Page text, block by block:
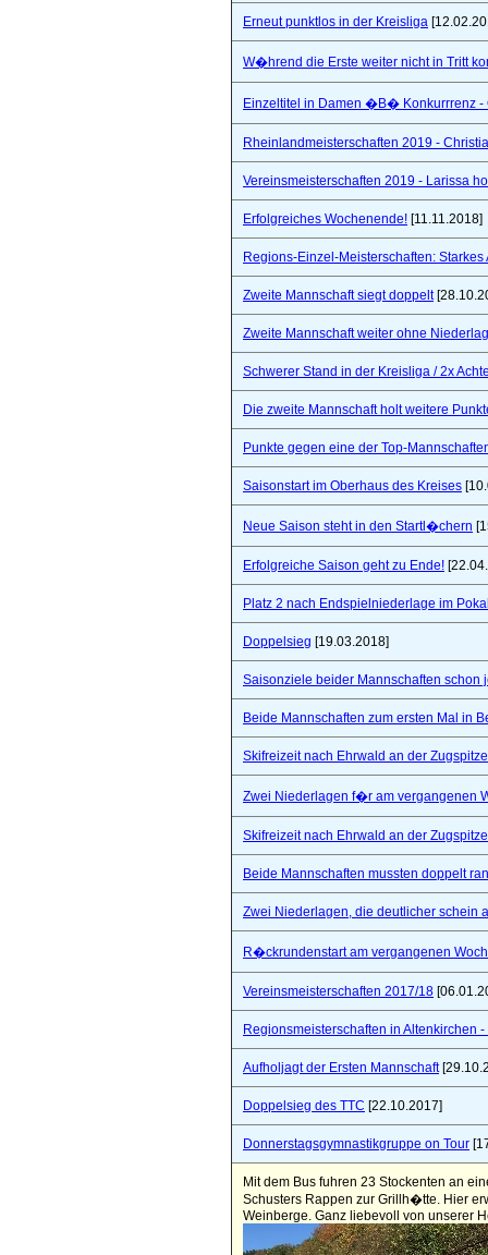
Erneut punktlos in der Kreisliga
W�hrend die Erste weiter nicht in Tritt
Einzeltitel in Damen �B� Konkurrrenz
Rheinlandmeisterschaften 2019 -
Vereinsmeisterschaften 2019 - Larissa
Erfolgreiches Wochenende! [11.11.2018]
Regions-Einzel-Meisterschaften:
Zweite Mannschaft siegt doppelt
Zweite Mannschaft weiter ohne
Schwerer Stand in der Kreisliga / 2x
Die zweite Mannschaft holt weitere
Punkte gegen eine der Top-
Saisonstart im Oberhaus des Kreises
Neue Saison steht in den Startl�chern
Erfolgreiche Saison geht zu Ende!
Platz 2 nach Endspielniederlage im
Doppelsieg [19.03.2018]
Saisonziele beider Mannschaften schon
Beide Mannschaften zum ersten Mal in
Skifreizeit nach Ehrwald an der Zugspitze
Zwei Niederlagen f�r am vergangenen
Skifreizeit nach Ehrwald an der Zugspitze
Beide Mannschaften mussten doppelt
Zwei Niederlagen, die deutlicher schein
R�ckrundenstart am vergangenen
Vereinsmeisterschaften 2017/18
Regionsmeisterschaften in Altenkirchen
Aufholjagt der Ersten Mannschaft
Doppelsieg des TTC [22.10.2017]
Donnerstagsgymnastikgruppe on Tour
Mit dem Bus fuhren 23 Stockenten an
Schusters Rappen zur Grillh�tte. Hier
Weinberge. Ganz liebevoll von unserer